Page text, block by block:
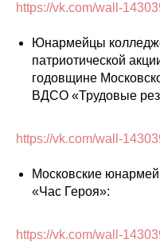
https://vk.com/wall-
Юнармейцы
патриотической
годовщине
ВДСО «Трудовые
https://vk.com/wall-
Московские
«Час Героя»:
https://vk.com/wall-